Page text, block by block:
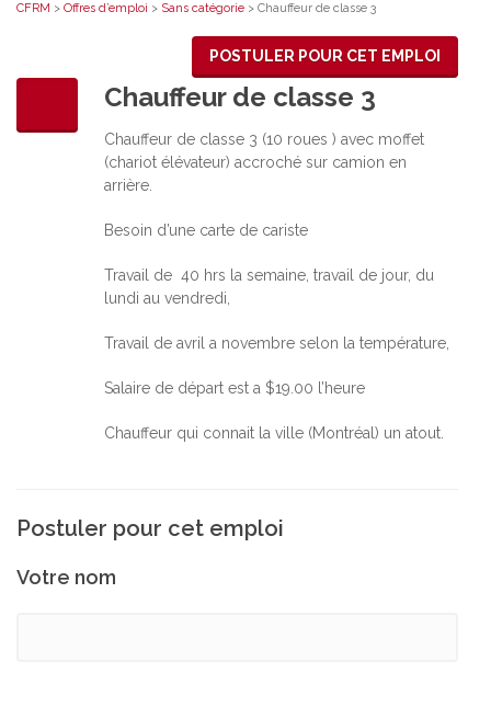
CFRM > Offres d’emploi > Sans catégorie > Chauffeur de classe 3
POSTULER POUR CET EMPLOI
Chauffeur de classe 3
Chauffeur de classe 3 (10 roues ) avec moffet
(chariot élévateur) accroché sur camion en
arrière.
Besoin d’une carte de cariste
Travail de 40 hrs la semaine, travail de jour, du
lundi au vendredi,
Travail de avril a novembre selon la température,
Salaire de départ est a $19.00 l’heure
Chauffeur qui connait la ville (Montréal) un atout.
Postuler pour cet emploi
Votre nom